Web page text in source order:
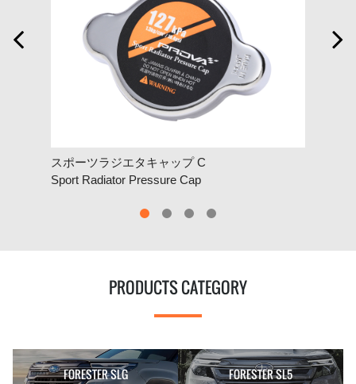

スポーツラジエタキャップ C
Sport Radiator Pressure Cap

PRODUCTS CATEGORY
FORESTER SLG FORESTER SL5